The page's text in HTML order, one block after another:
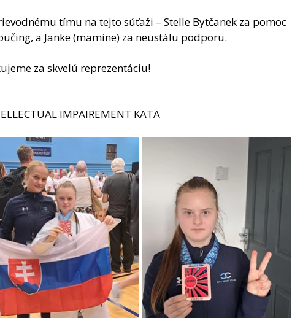
tímu na tejto súťaži – Stelle Bytčanek za pomoc
a Janke (mamine) za neustálu podporu.
za skvelú reprezentáciu!
IMPAIREMENT KATA